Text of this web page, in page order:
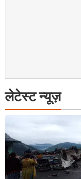
लेटेस्ट न्यूज़